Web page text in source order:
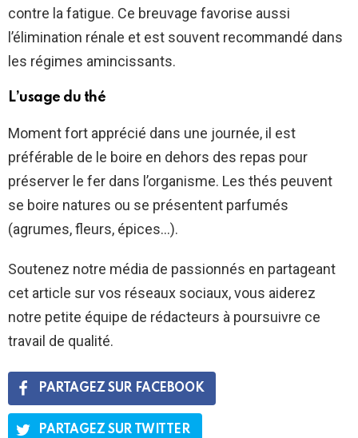
contre la fatigue. Ce breuvage favorise aussi
l’élimination rénale et est souvent recommandé dans
les régimes amincissants.
L’usage du thé
Moment fort apprécié dans une journée, il est
préférable de le boire en dehors des repas pour
préserver le fer dans l’organisme. Les thés peuvent
se boire natures ou se présentent parfumés
(agrumes, fleurs, épices…).
Soutenez notre média de passionnés en partageant
cet article sur vos réseaux sociaux, vous aiderez
notre petite équipe de rédacteurs à poursuivre ce
travail de qualité.
PARTAGEZ SUR FACEBOOK
PARTAGEZ SUR TWITTER